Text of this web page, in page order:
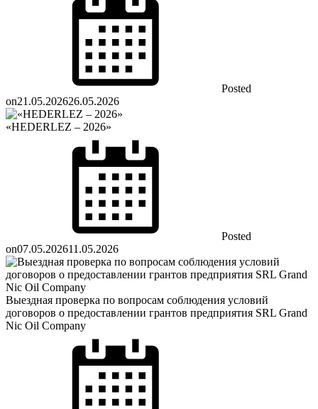
Posted
on21.05.202626.05.2026
«HEDERLEZ – 2026»
Posted
on07.05.202611.05.2026
Выездная проверка по вопросам соблюдения условий
договоров о предоставлении грантов предприятия SRL Grand
Nic Oil Company